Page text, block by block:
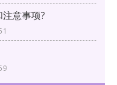
意事项?